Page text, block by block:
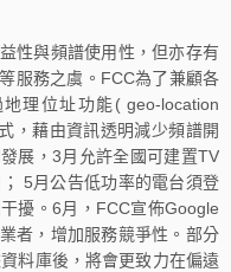
與頻譜使用性，但亦存有
服務之虞。FCC為了兼顧各
理位址功能( geo-location
，藉由資訊透明減少頻譜開
展，3月允許全國可建置TV
5月公告低功率的電台須登
擾。6月，FCC宣佈Google
者，增加服務競爭性。部分
料庫後，將會更致力在偏遠